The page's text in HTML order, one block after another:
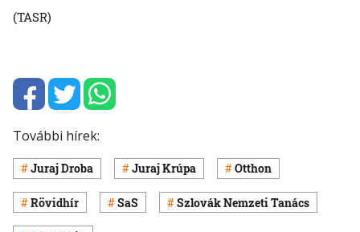
(TASR)
További hírek:
Juraj Droba Juraj Krúpa Otthon
Rövidhír SaS Szlovák Nemzeti Tanács